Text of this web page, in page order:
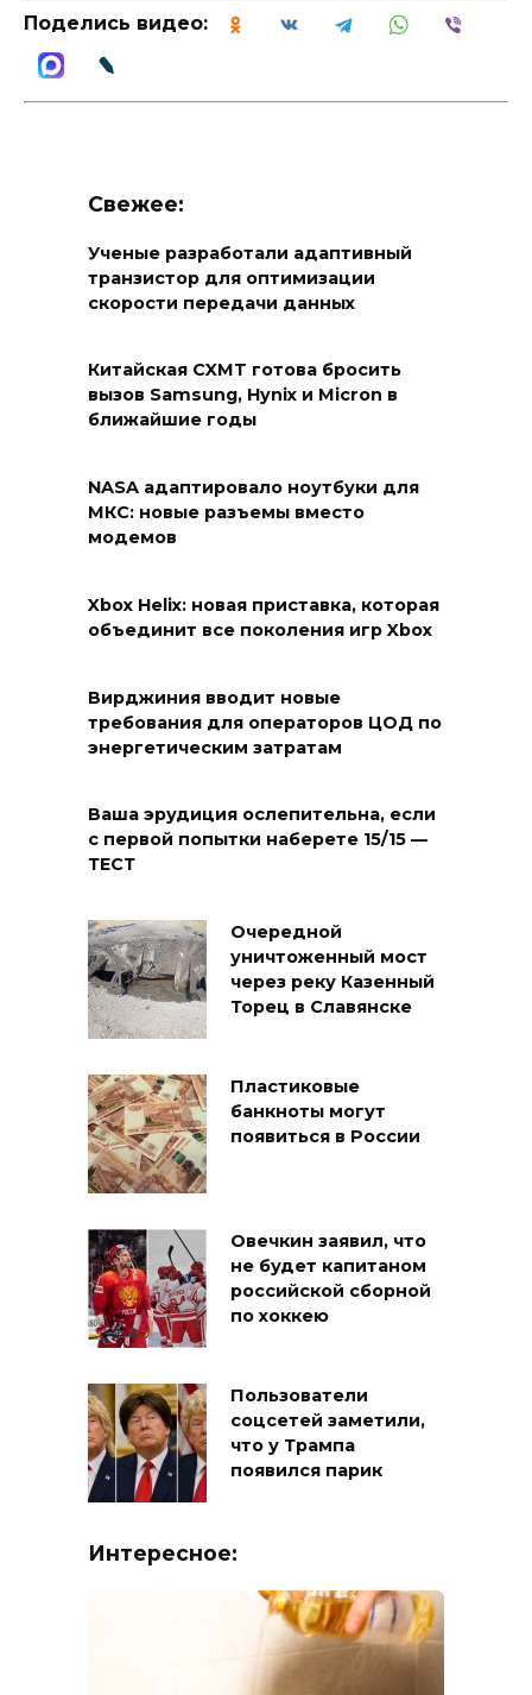
Поделись видео:
Свежее:
Ученые разработали адаптивный
транзистор для оптимизации
скорости передачи данных
Китайская CXMT готова бросить
вызов Samsung, Hynix и Micron в
ближайшие годы
NASA адаптировало ноутбуки для
МКС: новые разъемы вместо
модемов
Xbox Helix: новая приставка, которая
объединит все поколения игр Xbox
Вирджиния вводит новые
требования для операторов ЦОД по
энергетическим затратам
Ваша эрудиция ослепительна, если
с первой попытки наберете 15/15 —
ТЕСТ
Очередной
уничтоженный мост
через реку Казенный
Торец в Славянске
Пластиковые
банкноты могут
появиться в России
Овечкин заявил, что
не будет капитаном
российской сборной
по хоккею
Пользователи
соцсетей заметили,
что у Трампа
появился парик
Интересное: